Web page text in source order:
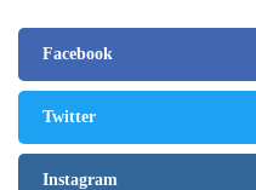
Facebook
Twitter
Instagram